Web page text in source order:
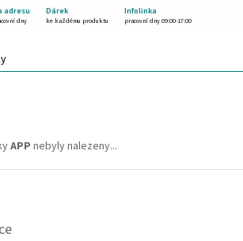
adresu Dárek Infolinka
dny ke každému produktu pracovní dny 09:00-17:00
APP nebyly nalezeny...